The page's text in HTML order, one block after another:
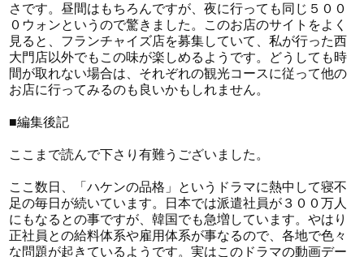
さです。昼間はもちろんですが、夜に行っても同じ５００
０ウォンというので驚きました。このお店のサイトをよく
見ると、フランチャイズ店を募集していて、私が行った西
大門店以外でもこの味が楽しめるようです。どうしても時
間が取れない場合は、それぞれの観光コースに従って他の
お店に行ってみるのも良いかもしれません。
■編集後記
ここまで読んで下さり有難うございました。
ここ数日、「ハケンの品格」というドラマに熱中して寝不
足の毎日が続いています。日本では派遣社員が３００万人
にもなるとの事ですが、韓国でも急増しています。やはり
正社員との給料体系や雇用体系が事なるので、各地で色々
な問題が起きているようです。実はこのドラマの動画デー